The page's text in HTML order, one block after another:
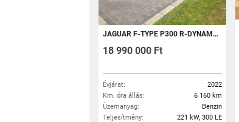
JAGUAR F-TYPE P300 R-DYNAMIC BLACK AUTOMATA. CABRIOLET. 6160 KM-REL!
18 990 000 Ft
Évjárat:
2022
Km. óra állás:
6 160 km
Üzemanyag:
Benzin
Teljesítmény:
221 kW, 300 LE